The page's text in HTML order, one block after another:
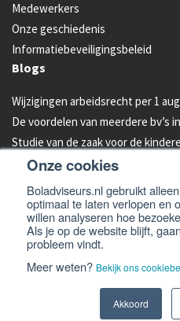
Onze cookies
Boladviseurs.nl gebruikt
optimaal te laten verlopen en
willen analyseren hoe
Als je op de website blijft,
probleem vindt.
Meer weten? Bekijk ons
Akkoord
Medewerkers
Onze geschiedenis
Informatiebeveiligingsbeleid
Blogs
Wijzigingen arbeidsrecht per 1
De voordelen van meerdere bv’s
Studie van de zaak voor de
Energielabel C vanaf 2023
Aandelen van je bedrijf
Bleeders omzetten in feeders:
© 2026 - Bol Adviseurs
Website